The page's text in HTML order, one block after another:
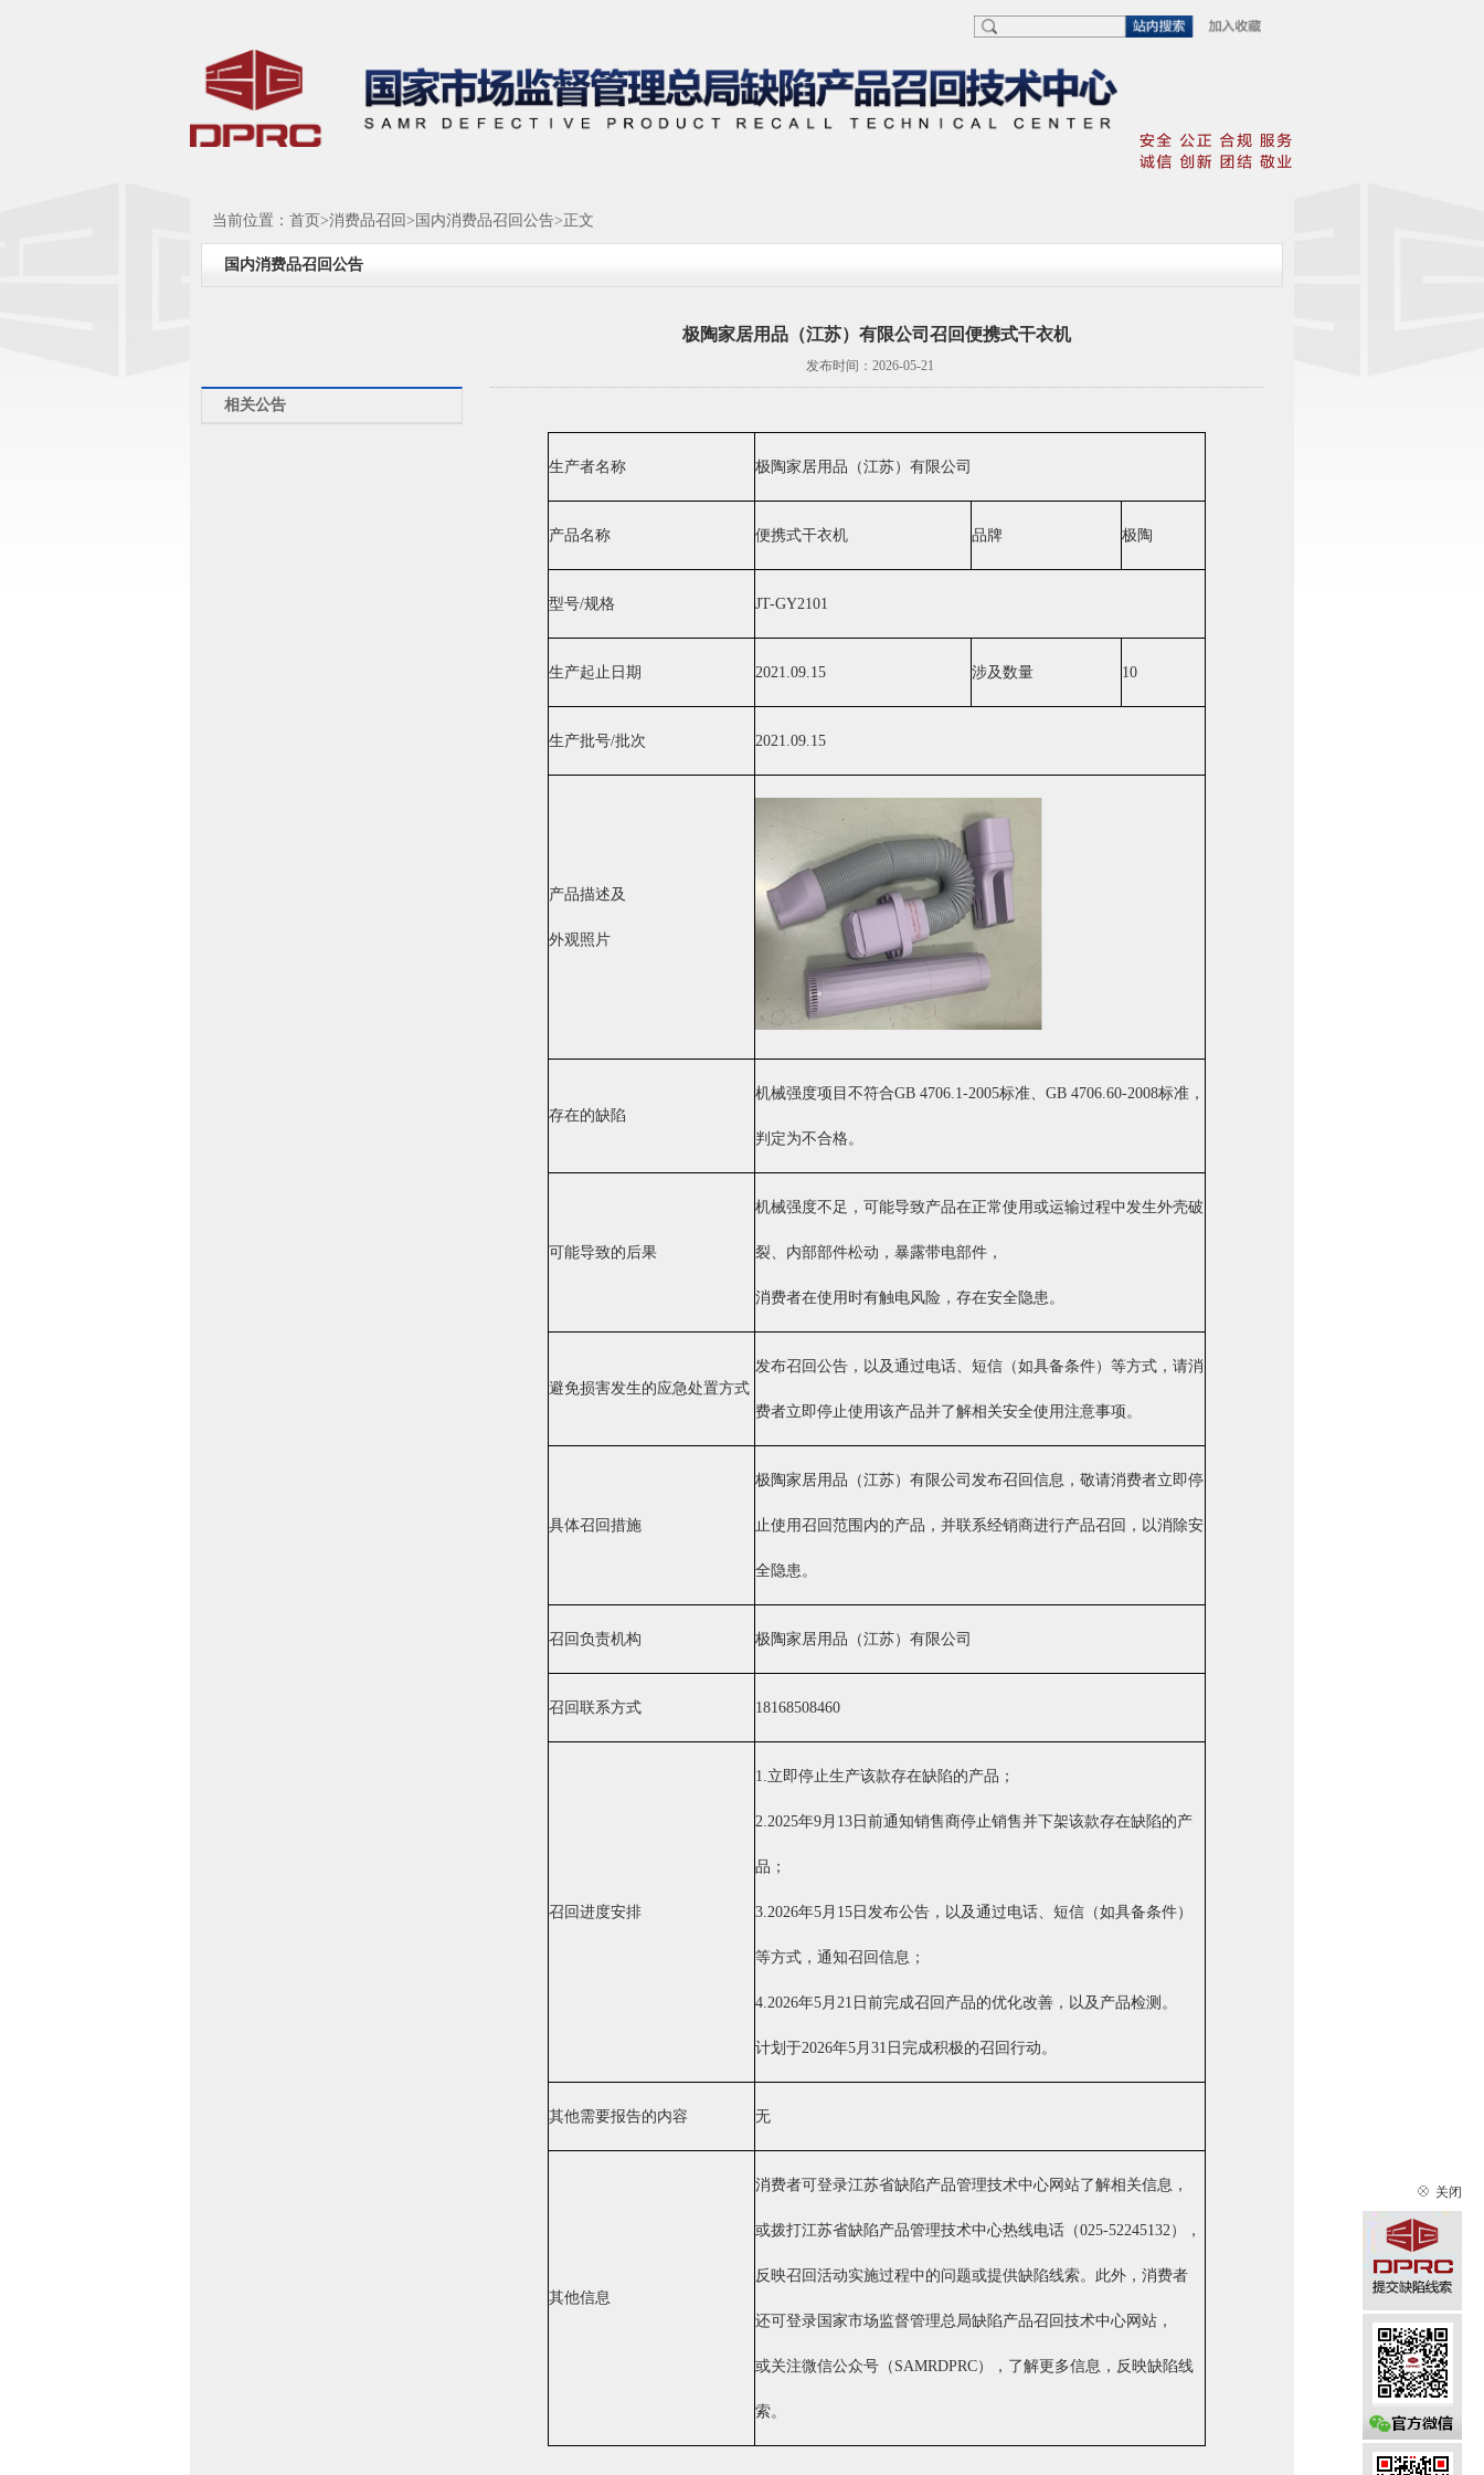
当前位置： 首页 >消费品召回> 国内消费品召回公告>正文
国内消费品召回公告
相关公告
极陶家居用品（江苏）有限公司召回便携式干衣机
发布时间：2026-05-21
生产者名称 极陶家居用品（江苏）有限公司
产品名称 便携式干衣机 品牌 极陶
型号/规格 JT-GY2101
生产起止日期 2021.09.15 涉及数量 10
生产批号/批次 2021.09.15
产品描述及
外观照片
存在的缺陷
机械强度项目不符合GB 4706.1-2005标准、GB 4706.60-2008标准，
判定为不合格。
可能导致的后果
机械强度不足，可能导致产品在正常使用或运输过程中发生外壳破
裂、 内部部件松动，暴露带电部件，
消费者在使用时有触电风险，存在安全隐患。
避免损害发生的应急处置方式
发布召回公告，以及通过电话、短信（如具备条件）等方式，请消
费者立即停止使用该产品并了解相关安全使用注意事项。
具体召回措施
极陶家居用品（江苏）有限公司发布召回信息，敬请消费者立即停
止使用召回范围内的产品， 并联系经销商进行产品召回，以消除安
全隐患。
召回负责机构 极陶家居用品（江苏）有限公司
召回联系方式 18168508460
召回进度安排
1.立即停止生产该款存在缺陷的产品；
2.2025年9月 13 日前通知销售商停止销售并下架该款存在缺陷的产
品；
3.2026年5月 15 日发布公告，以及通过电话、短信（如具备条件）
等方式，通知召回信息；
4.2026年5月 21 日前完成召回产品的优化改善，以及产品检测。
计划于2026年5月 31 日完成积极的召回行动。
其他需要报告的内容 无
其他信息
消费者可登录江苏省缺陷产品管理技术中心网站了解相关信息，
或拨打江苏省缺陷产品管理技术中心热线电话（025-52245132），
反映召回活动实施过程中的问题或提供缺陷线索。此外，消费者
还可登录国家市场监督管理总局缺陷产品召回技术中心网站，
或关注微信公众号（SAMRDPRC），了解更多信息，反映缺陷线
索。
关闭